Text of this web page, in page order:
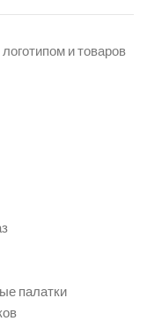
и товаров
палатки